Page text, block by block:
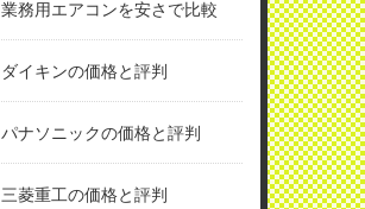
業務用エアコンを安さで比較
ダイキンの価格と評判
パナソニックの価格と評判
三菱重工の価格と評判